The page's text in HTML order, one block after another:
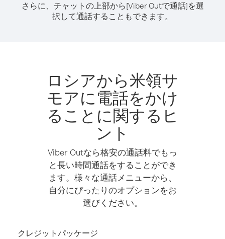
さらに、チャットの上部から[Viber Outで通話]を選
択して通話することもできます。
ロシアから米領サ
モアに電話をかけ
ることに関するヒ
ント
Viber Outなら格安の通話料でもっ
と長い時間通話をすることができ
ます。様々な通話メニューから、
自分にぴったりのオプションをお
選びください。
クレジットパッケージ